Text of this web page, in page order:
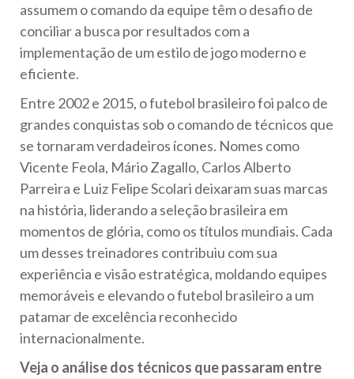
assumem o comando da equipe têm o desafio de
conciliar a busca por resultados com a
implementação de um estilo de jogo moderno e
eficiente.
Entre 2002 e 2015, o futebol brasileiro foi palco de
grandes conquistas sob o comando de técnicos que
se tornaram verdadeiros ícones. Nomes como
Vicente Feola, Mário Zagallo, Carlos Alberto
Parreira e Luiz Felipe Scolari deixaram suas marcas
na história, liderando a seleção brasileira em
momentos de glória, como os títulos mundiais. Cada
um desses treinadores contribuiu com sua
experiência e visão estratégica, moldando equipes
memoráveis e elevando o futebol brasileiro a um
patamar de excelência reconhecido
internacionalmente.
Veja o análise dos técnicos que passaram entre